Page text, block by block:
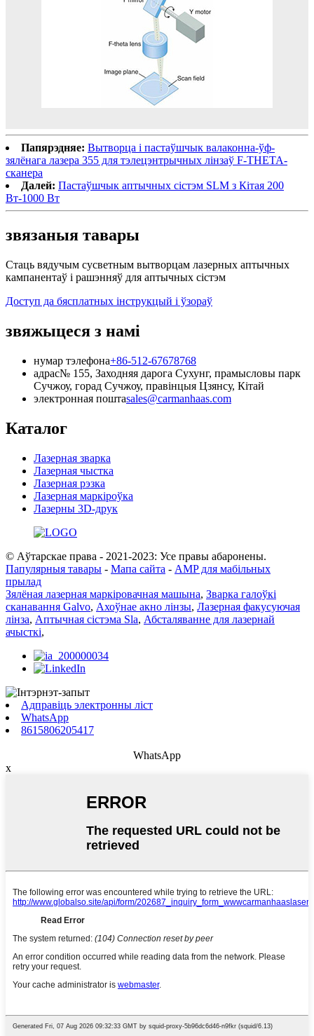
Папярэдняе: Вытворца і пастаўшчык валаконна-ўф-
зялёнага лазера 355 для тэлецэнтрычных лінзаў F-THETA-
сканера
Далей: Пастаўшчык аптычных сістэм SLM з Кітая 200
Вт-1000 Вт
звязаныя тавары
Стаць вядучым сусветным вытворцам лазерных аптычных
кампанентаў і рашэнняў для аптычных сістэм
Доступ да бясплатных інструкцый і ўзораў
звяжыцеся з намі
нумар тэлефона+86-512-67678768
адрас№ 155, Заходняя дарога Сухунг, прамысловы парк
Сучжоу, горад Сучжоу, правінцыя Цзянсу, Кітай
электронная поштаsales@carmanhaas.com
Каталог
Лазерная зварка
Лазерная чыстка
Лазерная рэзка
Лазерная маркіроўка
Лазерны 3D-друк
© Аўтарскае права - 2021-2023: Усе правы абаронены.
Папулярныя тавары - Мапа сайта - AMP для мабільных
прылад
Зялёная лазерная маркіровачная машына, Зварка галоўкі
сканавання Galvo, Ахоўнае акно лінзы, Лазерная факусуючая
лінза, Аптычная сістэма Sla, Абсталяванне для лазернай
ачысткі,
Адправіць электронны ліст
WhatsApp
8615806205417
WhatsApp
x